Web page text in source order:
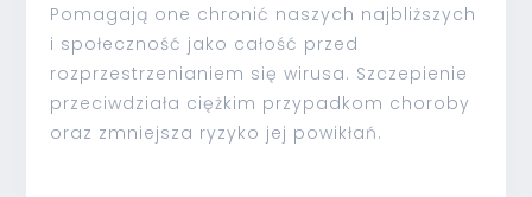
Pomagają one chronić naszych najbliższych
i społeczność jako całość przed
rozprzestrzenianiem się wirusa. Szczepienie
przeciwdziała ciężkim przypadkom choroby
oraz zmniejsza ryzyko jej powikłań.